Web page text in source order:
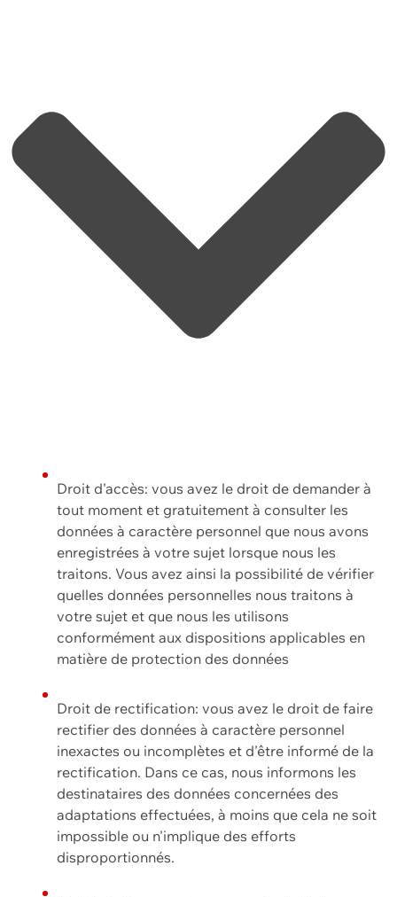
Droit d'accès: vous avez le droit de demander à
tout moment et gratuitement à consulter les
données à caractère personnel que nous avons
enregistrées à votre sujet lorsque nous les
traitons. Vous avez ainsi la possibilité de vérifier
quelles données personnelles nous traitons à
votre sujet et que nous les utilisons
conformément aux dispositions applicables en
matière de protection des données
Droit de rectification: vous avez le droit de faire
rectifier des données à caractère personnel
inexactes ou incomplètes et d'être informé de la
rectification. Dans ce cas, nous informons les
destinataires des données concernées des
adaptations effectuées, à moins que cela ne soit
impossible ou n'implique des efforts
disproportionnés.